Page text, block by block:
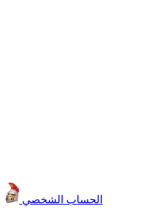
الحساب الشخصي